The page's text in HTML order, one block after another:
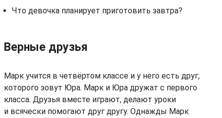
Что девочка планирует приготовить завтра?
Верные друзья
Марк учится в четвёртом классе и у него есть друг,
которого зовут Юра. Марк и Юра дружат с первого
класса. Друзья вместе играют, делают уроки
и всячески помогают друг другу. Однажды Марк